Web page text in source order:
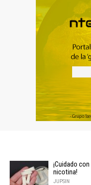
¡Cuidado
nicotina!
JUPSIN